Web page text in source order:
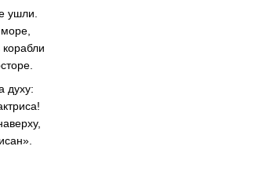
ушли.
духу: